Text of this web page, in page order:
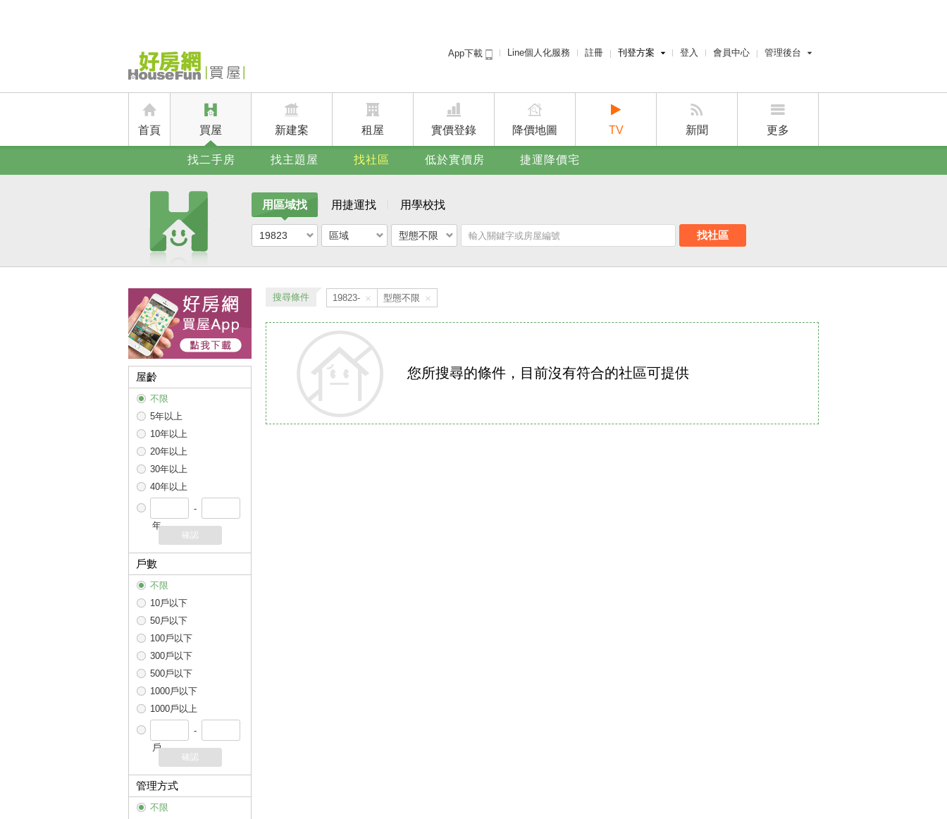
App下載 Line個人化服務 註冊 刊登方案
賣屋刊登
廣告刊登
登入 會員中心 管理後台
經紀人管理後台
設計師管理後台
首頁 買屋 新建案 租屋 實價登錄 降價地圖 TV 新聞 更多
找二手房 找主題屋 找社區 低於實價房 捷運降價宅
用區域找 用捷運找 用學校找
19823 區域 型態不限 找社區
搜尋條件 19823- × 型態不限 ×
您所搜尋的條件，目前沒有符合的社區可提供
點我下載 好房網買屋App
屋齡
不限
5年以上
10年以上
20年以上
30年以上
40年以上
-
年
確認
戶數
不限
10戶以下
50戶以下
100戶以下
300戶以下
500戶以下
1000戶以下
1000戶以上
-
戶
確認
管理方式
不限